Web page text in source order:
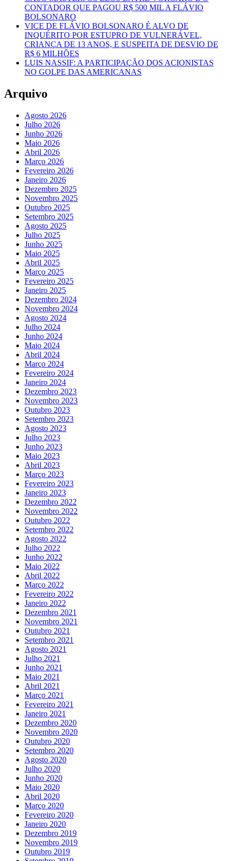
CONTADOR QUE PAGOU R$ 500 MIL A FLÁVIO
BOLSONARO
VICE DE FLÁVIO BOLSONARO É ALVO DE
INQUÉRITO POR ESTUPRO DE VULNERÁVEL,
CRIANÇA DE 13 ANOS, E SUSPEITA DE DESVIO DE
R$ 6 MILHÕES
LUIS NASSIF: A PARTICIPAÇÃO DOS ACIONISTAS
NO GOLPE DAS AMERICANAS
Arquivo
Agosto 2026
Julho 2026
Junho 2026
Maio 2026
Abril 2026
Março 2026
Fevereiro 2026
Janeiro 2026
Dezembro 2025
Novembro 2025
Outubro 2025
Setembro 2025
Agosto 2025
Julho 2025
Junho 2025
Maio 2025
Abril 2025
Março 2025
Fevereiro 2025
Janeiro 2025
Dezembro 2024
Novembro 2024
Agosto 2024
Julho 2024
Junho 2024
Maio 2024
Abril 2024
Março 2024
Fevereiro 2024
Janeiro 2024
Dezembro 2023
Novembro 2023
Outubro 2023
Setembro 2023
Agosto 2023
Julho 2023
Junho 2023
Maio 2023
Abril 2023
Março 2023
Fevereiro 2023
Janeiro 2023
Dezembro 2022
Novembro 2022
Outubro 2022
Setembro 2022
Agosto 2022
Julho 2022
Junho 2022
Maio 2022
Abril 2022
Março 2022
Fevereiro 2022
Janeiro 2022
Dezembro 2021
Novembro 2021
Outubro 2021
Setembro 2021
Agosto 2021
Julho 2021
Junho 2021
Maio 2021
Abril 2021
Março 2021
Fevereiro 2021
Janeiro 2021
Dezembro 2020
Novembro 2020
Outubro 2020
Setembro 2020
Agosto 2020
Julho 2020
Junho 2020
Maio 2020
Abril 2020
Março 2020
Fevereiro 2020
Janeiro 2020
Dezembro 2019
Novembro 2019
Outubro 2019